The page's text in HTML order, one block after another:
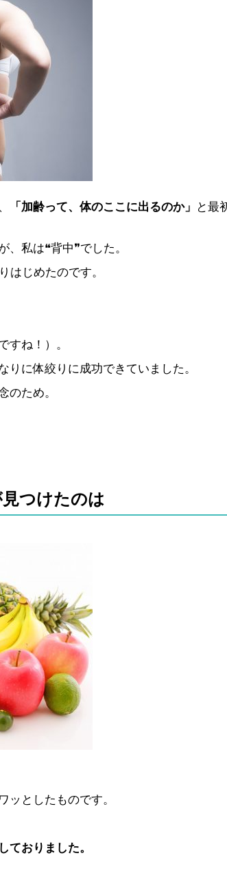
「加齢って、体のここに出るのか」
と最
私は❝背中❞でした。
じめたのです。
すね！）。
に体絞りに成功できていました。
のため。
つけたのは
ッとしたものです。
ておりました。